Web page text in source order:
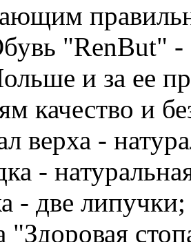
"RenBut"
и за ее
качество и
верха -
-
- две липучки;